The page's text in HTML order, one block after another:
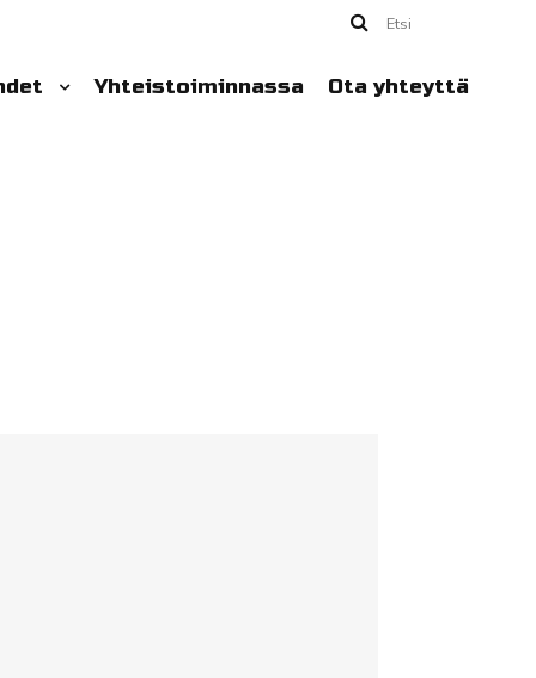
Etsi
Yhteistoiminnassa Ota yhteyttä